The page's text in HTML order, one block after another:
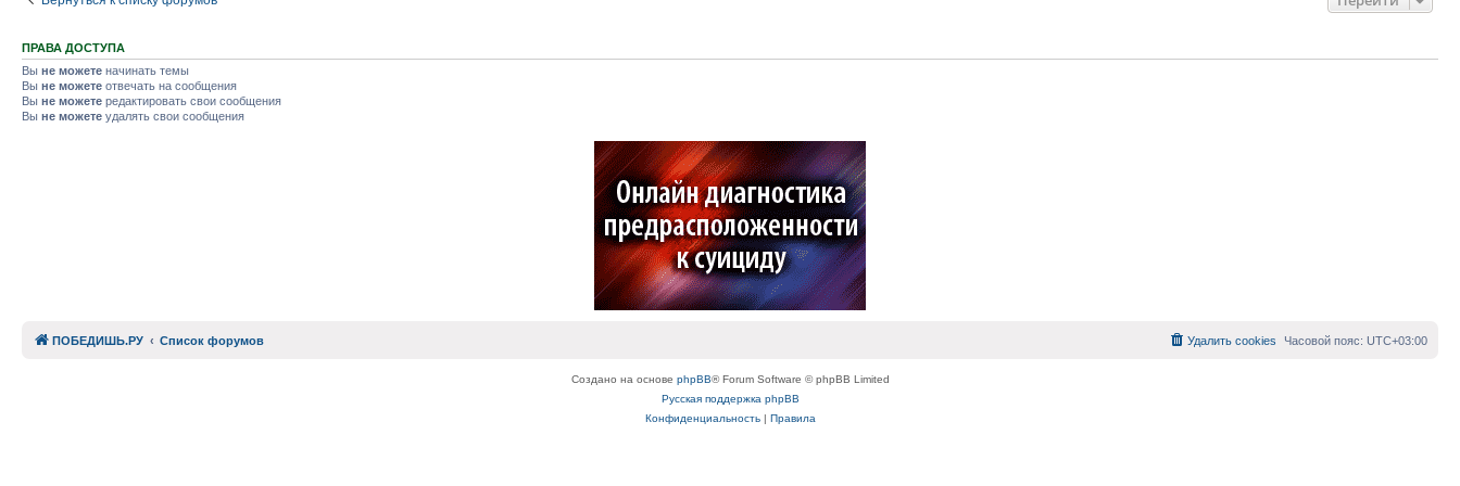
ПРАВА ДОСТУПА
Вы не можете начинать темы
Вы не можете отвечать на сообщения
Вы не можете редактировать свои сообщения
Вы не можете удалять свои сообщения
ПОБЕДИШЬ.РУ Список форумов Часовой пояс: UTC+03:00
Удалить cookies
Создано на основе phpBB® Forum Software © phpBB Limited
Русская поддержка phpBB
Конфиденциальность| Правила